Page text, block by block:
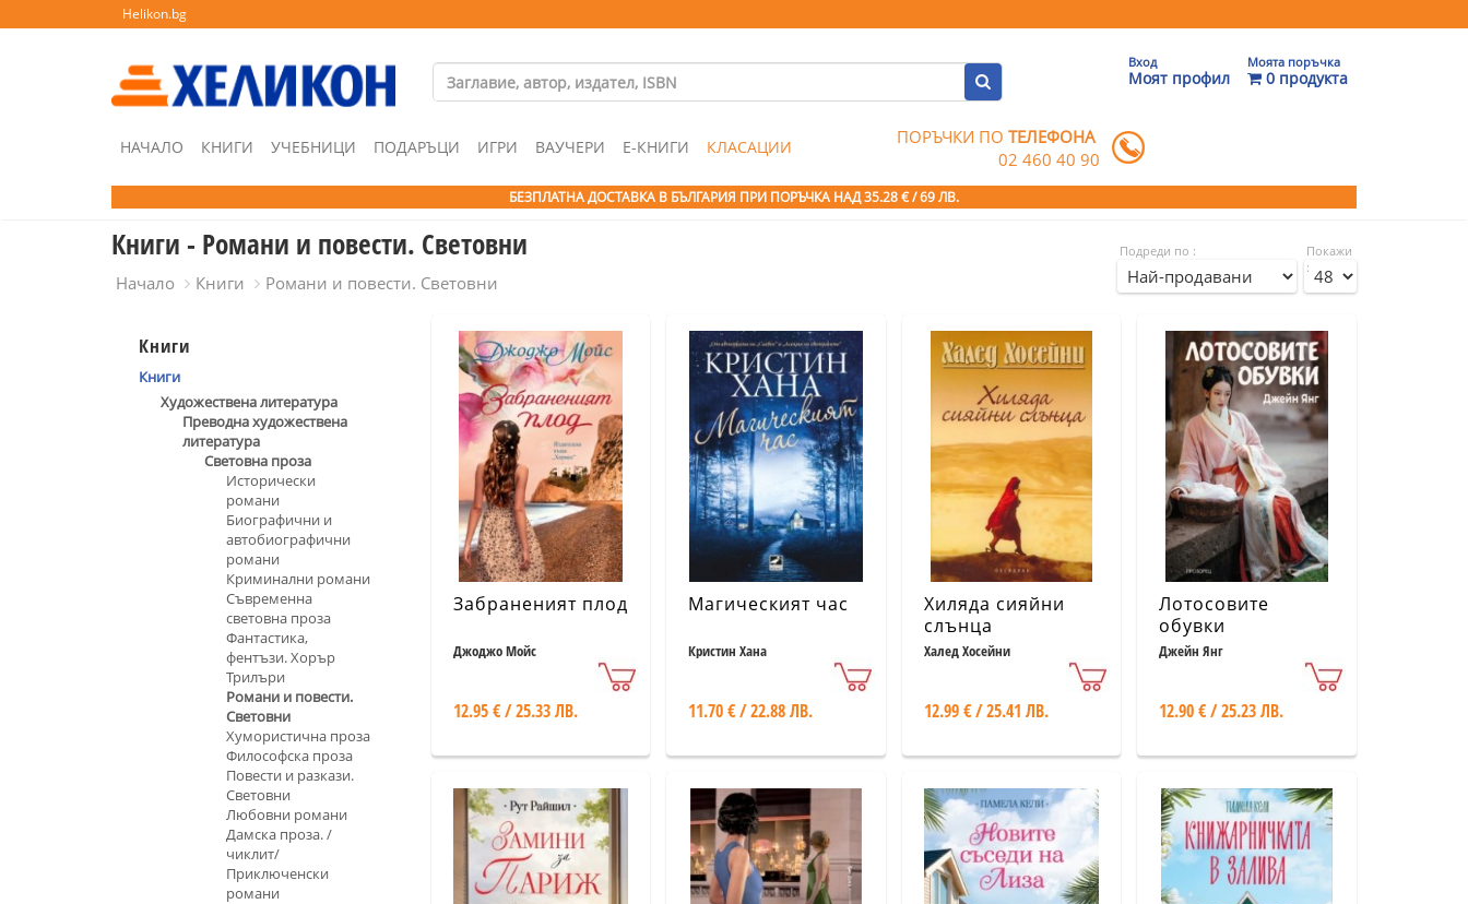
Helikon.bg
Вход
Моят профил
Моята поръчка
0 продукта
НАЧАЛО КНИГИ УЧЕБНИЦИ ПОДАРЪЦИ ИГРИ ВАУЧЕРИ Е-КНИГИ КЛАСАЦИИ ПОРЪЧКИ ПОТЕЛЕФОНА
02 460 40 90
БЕЗПЛАТНА ДОСТАВКА В БЪЛГАРИЯ ПРИ ПОРЪЧКА НАД 35.28 € / 69 ЛВ.
Книги - Романи и повести. Световни
Начало Книги Романи и повести. Световни
Подреди по :
Покажи
:
Книги
Книги
Художествена литература
Преводна художествена
литература
Световна проза
Исторически
романи
Биографични и
автобиографични
романи
Криминални романи
Съвременна
световна проза
Фантастика,
фентъзи. Хорър
Трилъри
Романи и повести.
Световни
Хумористична проза
Философска проза
Повести и разкази.
Световни
Любовни романи
Дамска проза. /
чиклит/
Приключенски
романи
Забраненият плод
Джоджо Мойс
12.95 € / 25.33 ЛВ.
Магическият час
Кристин Хана
11.70 € / 22.88 ЛВ.
Хиляда сияйни
слънца
Халед Хосейни
12.99 € / 25.41 ЛВ.
Лотосовите
обувки
Джейн Янг
12.90 € / 25.23 ЛВ.